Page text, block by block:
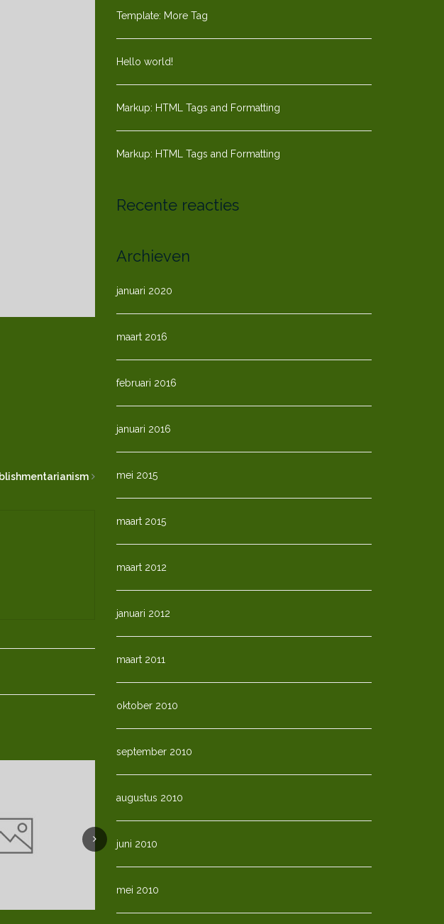
Template: More Tag
Hello world!
Markup: HTML Tags and Formatting
Markup: HTML Tags and Formatting
Recente reacties
Archieven
januari 2020
maart 2016
februari 2016
januari 2016
mei 2015
maart 2015
maart 2012
januari 2012
maart 2011
oktober 2010
september 2010
augustus 2010
juni 2010
mei 2010